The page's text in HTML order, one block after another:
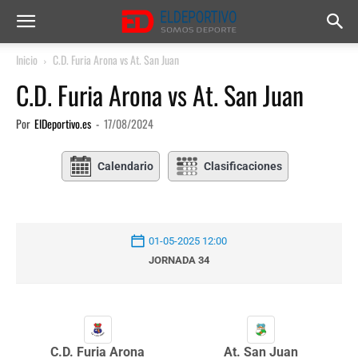
Inicio C.D. Furia Arona vs At. San Juan
C.D. Furia Arona vs At. San Juan
Por ElDeportivo.es - 17/08/2024
Calendario Clasificaciones
01-05-2025 12:00
JORNADA 34
C.D. Furia Arona At. San Juan